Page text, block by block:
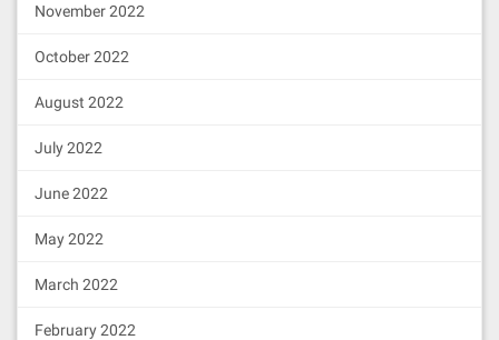
November 2022
October 2022
August 2022
July 2022
June 2022
May 2022
March 2022
February 2022